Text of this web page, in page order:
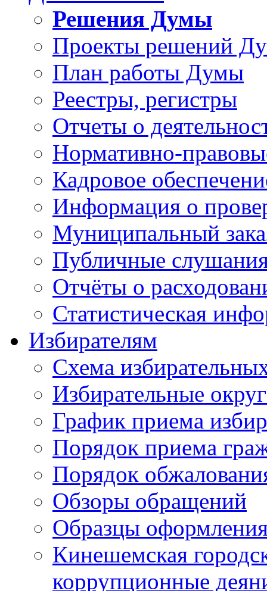
Решения Думы
Проекты решений
План работы Думы
Реестры, регистры
Отчеты о
Нормативно-
Кадровое
Информация о
Муниципальный
Публичные
Отчёты о
Статистическая
Избирателям
Схема
Избирательные
График приема
Порядок приема
Порядок
Обзоры обращений
Образцы
Кинешемская
коррупционные